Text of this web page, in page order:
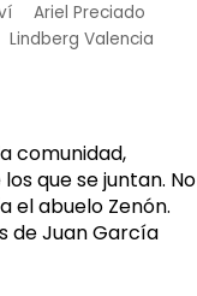
Ariel Preciado
Lindberg Valencia
comunidad,
que se juntan. No
el abuelo Zenón.
de Juan García